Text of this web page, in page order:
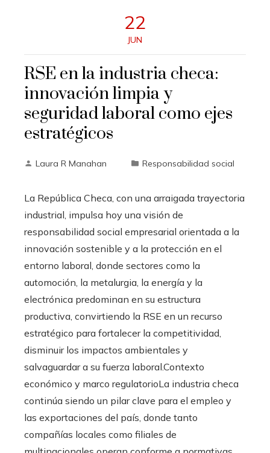
22
JUN
RSE en la industria checa:
innovación limpia y
seguridad laboral como ejes
estratégicos
Laura R Manahan Responsabilidad social
La República Checa, con una arraigada trayectoria
industrial, impulsa hoy una visión de
responsabilidad social empresarial orientada a la
innovación sostenible y a la protección en el
entorno laboral, donde sectores como la
automoción, la metalurgia, la energía y la
electrónica predominan en su estructura
productiva, convirtiendo la RSE en un recurso
estratégico para fortalecer la competitividad,
disminuir los impactos ambientales y
salvaguardar a su fuerza laboral.Contexto
económico y marco regulatorioLa industria checa
continúa siendo un pilar clave para el empleo y
las exportaciones del país, donde tanto
compañías locales como filiales de